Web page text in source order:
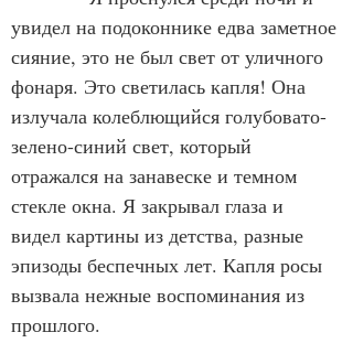
увидел на подоконнике едва заметное
сияние, это не был свет от уличного
фонаря. Это светилась капля! Она
излучала колеблющийся голубовато-
зелено-синий свет, который
отражался на занавеске и темном
стекле окна. Я закрывал глаза и
видел картины из детства, разные
эпизоды беспечных лет. Капля росы
вызвала нежные воспоминания из
прошлого.